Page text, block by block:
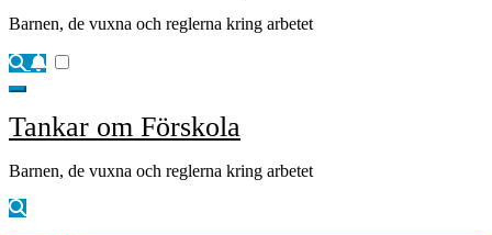
Barnen, de vuxna och reglerna kring arbetet
Tankar om Förskola
Barnen, de vuxna och reglerna kring arbetet